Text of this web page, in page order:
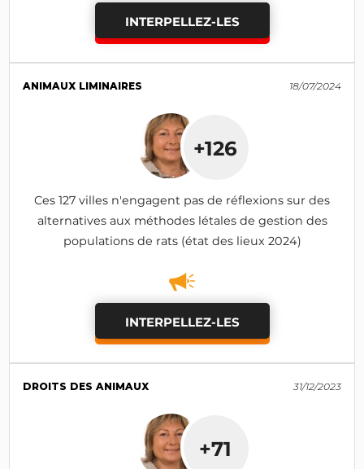
INTERPELLEZ-LES
ANIMAUX LIMINAIRES 18/07/2024
+126
Ces 127 villes n'engagent pas de réflexions sur des
alternatives aux méthodes létales de gestion des
populations de rats (état des lieux 2024)
INTERPELLEZ-LES
DROITS DES ANIMAUX 31/12/2023
+71